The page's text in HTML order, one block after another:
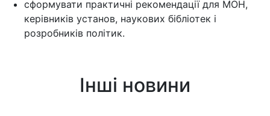
сформувати практичні рекомендації для МОН,
керівників установ, наукових бібліотек і
розробників політик.
Інші новини